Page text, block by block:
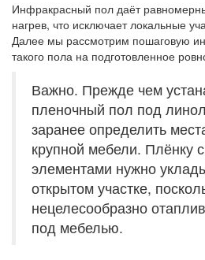
Инфракрасный пол даёт
нагрев, что исключает локальные
Далее мы рассмотрим пошаговую
такого пола на подготовленное
Важно. Прежде чем
пленочный пол под
заранее определить
крупной мебели. Плёнку
элементами нужно
открытом участке,
нецелесообразно
под мебелью.